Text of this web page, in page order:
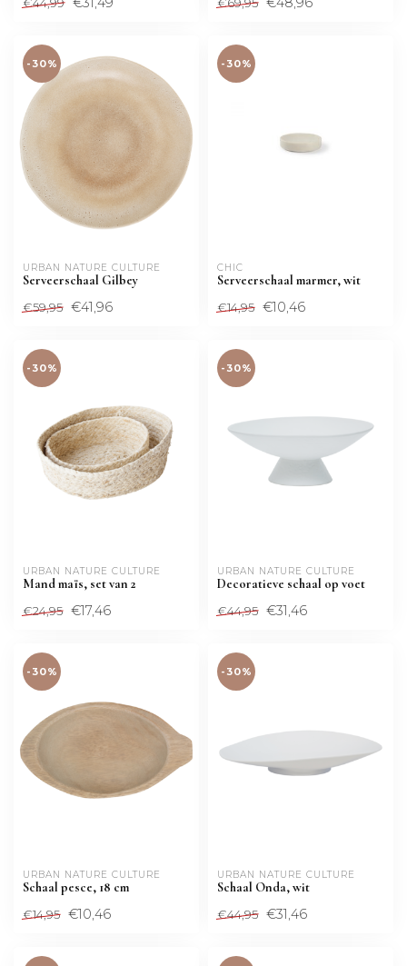
€44,99 €69,95
-30%
URBAN NATURE CULTURE
Serveerschaal Gilbey
€59,95 €41,96
-30%
CHIC
Serveerschaal marmer, wit
€14,95 €10,46
-30%
URBAN NATURE CULTURE
Mand maïs, set van 2
€24,95 €17,46
-30%
URBAN NATURE CULTURE
Decoratieve schaal op voet
€44,95 €31,46
-30%
URBAN NATURE CULTURE
Schaal pesce, 18 cm
€14,95 €10,46
-30%
URBAN NATURE CULTURE
Schaal Onda, wit
€44,95 €31,46